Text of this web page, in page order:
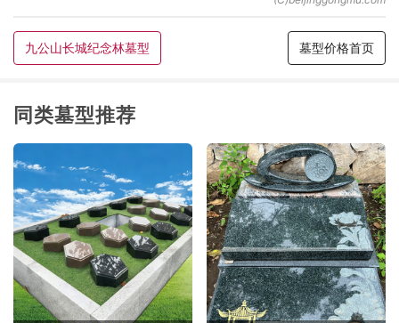
九公山长城纪念林墓型 墓型价格首页
同类墓型推荐